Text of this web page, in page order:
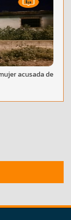
acusada de